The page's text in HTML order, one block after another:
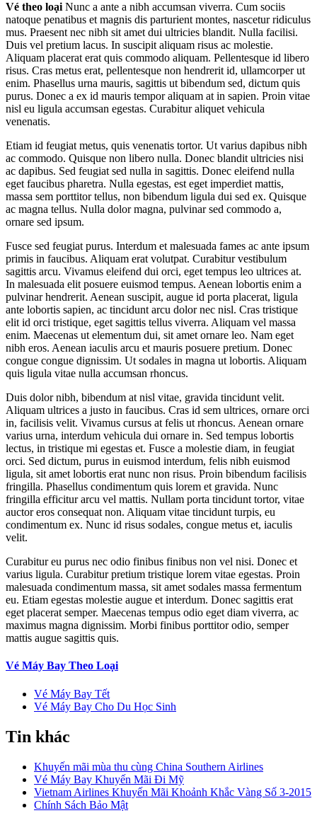
Vé theo loại Nunc a ante a nibh accumsan viverra. Cum sociis
natoque penatibus et magnis dis parturient montes, nascetur ridiculus
mus. Praesent nec nibh sit amet dui ultricies blandit. Nulla facilisi.
Duis vel pretium lacus. In suscipit aliquam risus ac molestie.
Aliquam placerat erat quis commodo aliquam. Pellentesque id libero
risus. Cras metus erat, pellentesque non hendrerit id, ullamcorper ut
enim. Phasellus urna mauris, sagittis ut bibendum sed, dictum quis
purus. Donec a ex id mauris tempor aliquam at in sapien. Proin vitae
nisl eu ligula accumsan egestas. Curabitur aliquet vehicula
venenatis.
Etiam id feugiat metus, quis venenatis tortor. Ut varius dapibus nibh
ac commodo. Quisque non libero nulla. Donec blandit ultricies nisi
ac dapibus. Sed feugiat sed nulla in sagittis. Donec eleifend nulla
eget faucibus pharetra. Nulla egestas, est eget imperdiet mattis,
massa sem porttitor tellus, non bibendum ligula dui sed ex. Quisque
ac magna tellus. Nulla dolor magna, pulvinar sed commodo a,
ornare sed ipsum.
Fusce sed feugiat purus. Interdum et malesuada fames ac ante ipsum
primis in faucibus. Aliquam erat volutpat. Curabitur vestibulum
sagittis arcu. Vivamus eleifend dui orci, eget tempus leo ultrices at.
In malesuada elit posuere euismod tempus. Aenean lobortis enim a
pulvinar hendrerit. Aenean suscipit, augue id porta placerat, ligula
ante lobortis sapien, ac tincidunt arcu dolor nec nisl. Cras tristique
elit id orci tristique, eget sagittis tellus viverra. Aliquam vel massa
enim. Maecenas ut elementum dui, sit amet ornare leo. Nam eget
nibh eros. Aenean iaculis arcu et mauris posuere pretium. Donec
congue congue dignissim. Ut sodales in magna ut lobortis. Aliquam
quis ligula vitae nulla accumsan rhoncus.
Duis dolor nibh, bibendum at nisl vitae, gravida tincidunt velit.
Aliquam ultrices a justo in faucibus. Cras id sem ultrices, ornare orci
in, facilisis velit. Vivamus cursus at felis ut rhoncus. Aenean ornare
varius urna, interdum vehicula dui ornare in. Sed tempus lobortis
lectus, in tristique mi egestas et. Fusce a molestie diam, in feugiat
orci. Sed dictum, purus in euismod interdum, felis nibh euismod
ligula, sit amet lobortis erat nunc non risus. Proin bibendum facilisis
fringilla. Phasellus condimentum quis lorem et gravida. Nunc
fringilla efficitur arcu vel mattis. Nullam porta tincidunt tortor, vitae
auctor eros consequat non. Aliquam vitae tincidunt turpis, eu
condimentum ex. Nunc id risus sodales, congue metus et, iaculis
velit.
Curabitur eu purus nec odio finibus finibus non vel nisi. Donec et
varius ligula. Curabitur pretium tristique lorem vitae egestas. Proin
malesuada condimentum massa, sit amet sodales massa fermentum
eu. Etiam egestas molestie augue et interdum. Donec sagittis erat
eget placerat semper. Maecenas tempus odio eget diam viverra, ac
maximus magna dignissim. Morbi finibus porttitor odio, semper
mattis augue sagittis quis.
Vé Máy Bay Theo Loại
Vé Máy Bay Tết
Vé Máy Bay Cho Du Học Sinh
Tin khác
Khuyến mãi mùa thu cùng China Southern Airlines
Vé Máy Bay Khuyến Mãi Đi Mỹ
Vietnam Airlines Khuyến Mãi Khoảnh Khắc Vàng Số 3-2015
Chính Sách Bảo Mật